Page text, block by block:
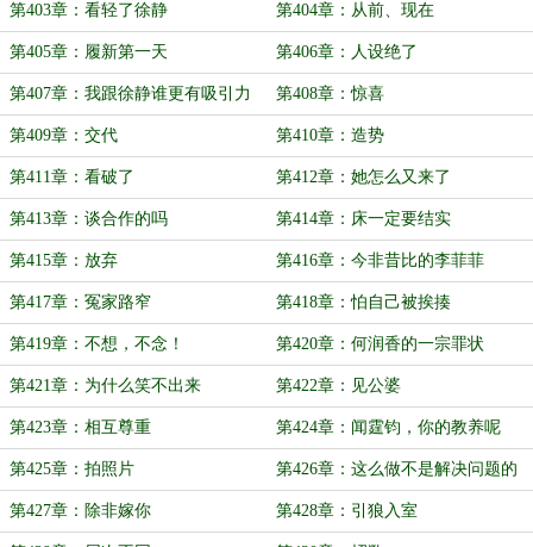
第403章：看轻了徐静 第404章：从前、现在
第405章：履新第一天 第406章：人设绝了
第407章：我跟徐静谁更有吸引力 第408章：惊喜
第409章：交代 第410章：造势
第411章：看破了 第412章：她怎么又来了
第413章：谈合作的吗 第414章：床一定要结实
第415章：放弃 第416章：今非昔比的李菲菲
第417章：冤家路窄 第418章：怕自己被挨揍
第419章：不想，不念！ 第420章：何润香的一宗罪状
第421章：为什么笑不出来 第422章：见公婆
第423章：相互尊重 第424章：闻霆钧，你的教养呢
第425章：拍照片 第426章：这么做不是解决问题的
办法
第427章：除非嫁你 第428章：引狼入室